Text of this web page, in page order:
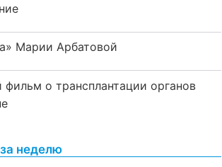
Марии Арбатовой
о трансплантации органов
неделю